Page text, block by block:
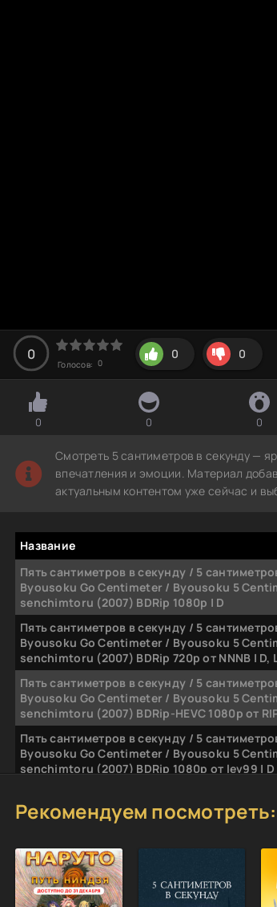
0
Голосов: 0
0 0
0 0 0
Смотреть 5 сантиметров в секунду —
впечатления и эмоции. Материал
актуальным контентом уже сейчас и
Название
Пять сантиметров в секунду / 5
Byousoku Go Centimeter / Byousoku 5
senchimtoru (2007) BDRip 1080p | D
Пять сантиметров в секунду / 5
Byousoku Go Centimeter / Byousoku 5
senchimtoru (2007) BDRip 720p от NNNB | D,
Пять сантиметров в секунду / 5
Byousoku Go Centimeter / Byousoku 5
senchimtoru (2007) BDRip-HEVC 1080p от
Пять сантиметров в секунду / 5
Byousoku Go Centimeter / Byousoku 5
senchimtoru (2007) BDRip 1080p от lev99 | D
Byousoku Go Centimeter / Byousoku 5
senchimtoru (2007) BDRip-AVC от NNNB | D
Пять сантиметров в секунду / 5
Byousoku Go Centimeter / Byousoku 5
senchimtoru (2007) BDRip-AVC | iPad | D
Рекомендуем посмотреть: